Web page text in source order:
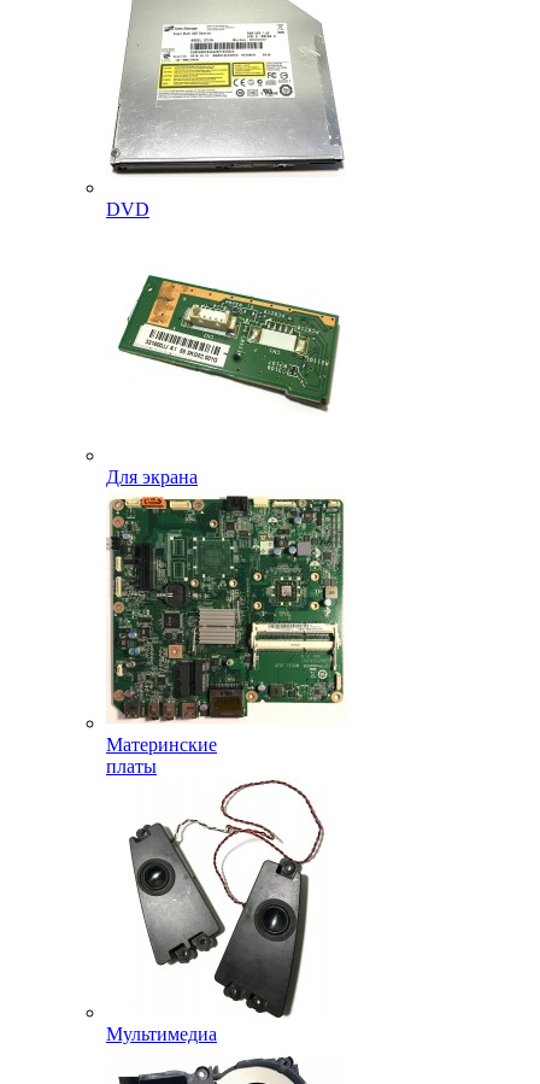
DVD
Для экрана
Материнские
платы
Мультимедиа